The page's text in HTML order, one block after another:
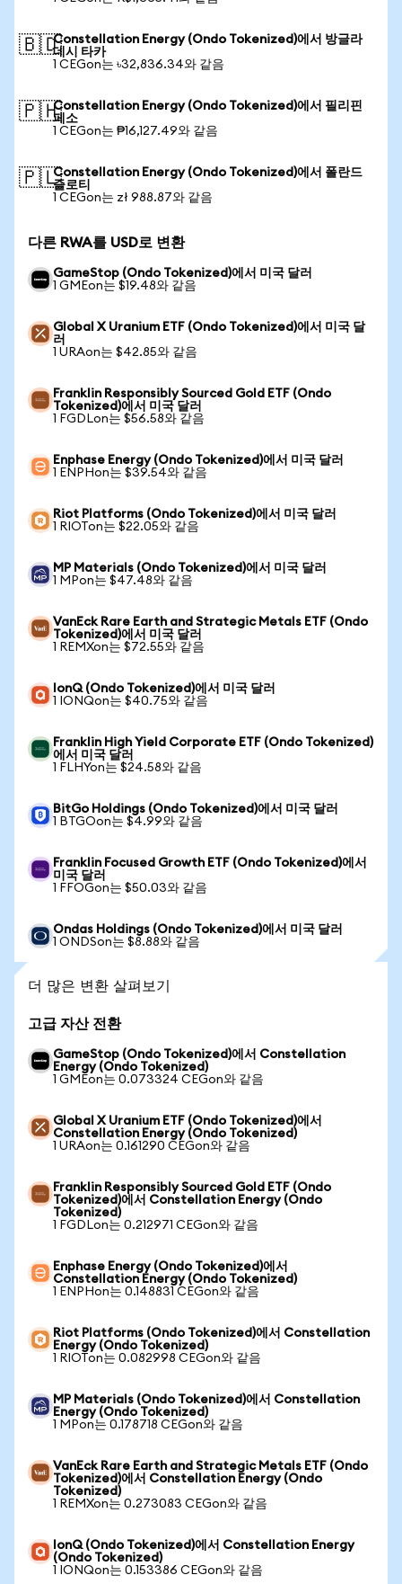
🇧🇩Constellation Energy (Ondo Tokenized)에서 방글라
데시 타카
1 CEGon는 ৳32,836.34와 같음
🇵🇭Constellation Energy (Ondo Tokenized)에서 필리핀
페소
1 CEGon는 ₱16,127.49와 같음
🇵🇱Constellation Energy (Ondo Tokenized)에서 폴란드
즐로티
1 CEGon는 zł 988.87와 같음
다른 RWA를 USD로 변환
GameStop (Ondo Tokenized)에서 미국 달러
1 GMEon는 $19.48와 같음
Global X Uranium ETF (Ondo Tokenized)에서 미국 달
러
1 URAon는 $42.85와 같음
Franklin Responsibly Sourced Gold ETF (Ondo
Tokenized)에서 미국 달러
1 FGDLon는 $56.58와 같음
Enphase Energy (Ondo Tokenized)에서 미국 달러
1 ENPHon는 $39.54와 같음
Riot Platforms (Ondo Tokenized)에서 미국 달러
1 RIOTon는 $22.05와 같음
MP Materials (Ondo Tokenized)에서 미국 달러
1 MPon는 $47.48와 같음
VanEck Rare Earth and Strategic Metals ETF (Ondo
Tokenized)에서 미국 달러
1 REMXon는 $72.55와 같음
IonQ (Ondo Tokenized)에서 미국 달러
1 IONQon는 $40.75와 같음
Franklin High Yield Corporate ETF (Ondo Tokenized)
에서 미국 달러
1 FLHYon는 $24.58와 같음
BitGo Holdings (Ondo Tokenized)에서 미국 달러
1 BTGOon는 $4.99와 같음
Franklin Focused Growth ETF (Ondo Tokenized)에서
미국 달러
1 FFOGon는 $50.03와 같음
Ondas Holdings (Ondo Tokenized)에서 미국 달러
1 ONDSon는 $8.88와 같음
더 많은 변환 살펴보기
고급 자산 전환
GameStop (Ondo Tokenized)에서 Constellation
Energy (Ondo Tokenized)
1 GMEon는 0.073324 CEGon와 같음
Global X Uranium ETF (Ondo Tokenized)에서
Constellation Energy (Ondo Tokenized)
1 URAon는 0.161290 CEGon와 같음
Franklin Responsibly Sourced Gold ETF (Ondo
Tokenized)에서 Constellation Energy (Ondo
Tokenized)
1 FGDLon는 0.212971 CEGon와 같음
Enphase Energy (Ondo Tokenized)에서
Constellation Energy (Ondo Tokenized)
1 ENPHon는 0.148831 CEGon와 같음
Riot Platforms (Ondo Tokenized)에서 Constellation
Energy (Ondo Tokenized)
1 RIOTon는 0.082998 CEGon와 같음
MP Materials (Ondo Tokenized)에서 Constellation
Energy (Ondo Tokenized)
1 MPon는 0.178718 CEGon와 같음
VanEck Rare Earth and Strategic Metals ETF (Ondo
Tokenized)에서 Constellation Energy (Ondo
Tokenized)
1 REMXon는 0.273083 CEGon와 같음
IonQ (Ondo Tokenized)에서 Constellation Energy
(Ondo Tokenized)
1 IONQon는 0.153386 CEGon와 같음